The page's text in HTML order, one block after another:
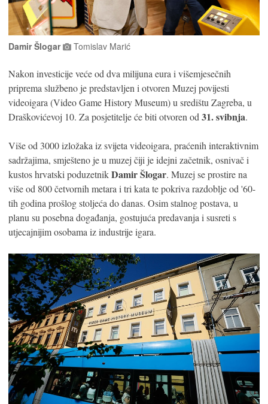
Damir Šlogar Tomislav Marić
Nakon investicije veće od dva milijuna eura i višemjesečnih
priprema službeno je predstavljen i otvoren Muzej povijesti
videoigara (Video Game History Museum) u središtu Zagreba, u
Draškovićevoj 10. Za posjetitelje će biti otvoren od 31. svibnja.
Više od 3000 izložaka iz svijeta videoigara, praćenih interaktivnim
sadržajima, smješteno je u muzej čiji je idejni začetnik, osnivač i
kustos hrvatski poduzetnikDamir Šlogar. Muzej se prostire na
više od 800 četvornih metara i tri kata te pokriva razdoblje od '60-
tih godina prošlog stoljeća do danas. Osim stalnog postava, u
planu su posebna događanja, gostujuća predavanja i susreti s
utjecajnijim osobama iz industrije igara.